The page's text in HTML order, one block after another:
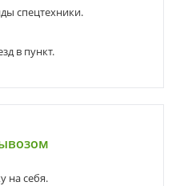
спецтехники.
в пункт.
на себя.